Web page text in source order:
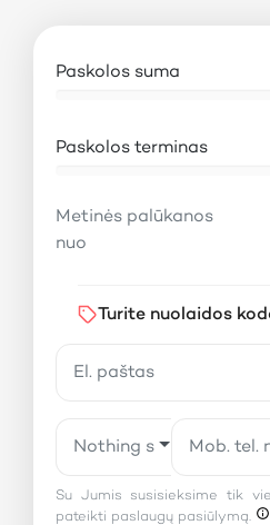
Paskolos suma
Paskolos terminas
Metinės palūkanos
nuo
Turite nuolaidos
Nothing selected
Su Jumis susisieksime tik
pateikti paslaugų pasiūlymą.